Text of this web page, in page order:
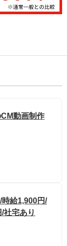
動画制作
給1,900円/
社宅あり